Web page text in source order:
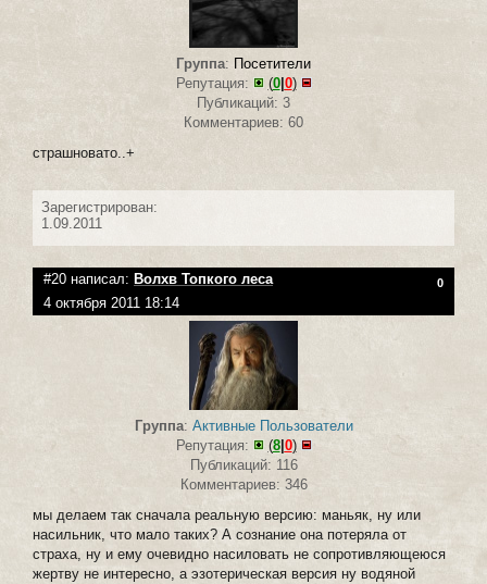
Группа: Посетители
Репутация:
(0| 0)
Публикаций: 3
Комментариев: 60
страшновато..+
Зарегистрирован:
1.09.2011
#20 написал: Волхв Топкого леса 0
4 октября 2011 18:14
Группа: Активные Пользователи
Репутация:
(8| 0)
Публикаций: 116
Комментариев: 346
мы делаем так сначала реальную версию: маньяк, ну или
насильник, что мало таких? А сознание она потеряла от
страха, ну и ему очевидно насиловать не сопротивляющеюся
жертву не интересно, а эзотерическая версия ну водяной